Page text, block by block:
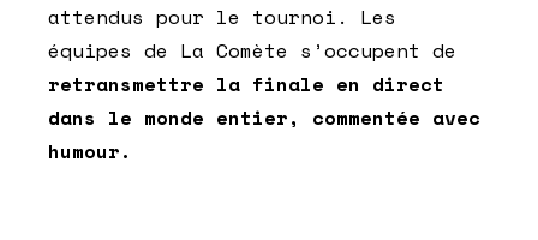
attendus pour le tournoi. Les
équipes de La Comète s’occupent de
retransmettre la finale en direct
dans le monde entier, commentée avec
humour.